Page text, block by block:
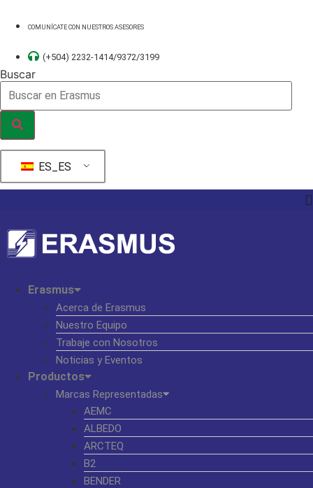
COMUNÍCATE CON NUESTROS ASESORES
(+504) 2232-1414/9372/3199
Buscar
ES_ES
Erasmus
Acerca de Erasmus
Nuestro Equipo
Trabaje con Nosotros
Noticias y Eventos
Productos
Marcas Representadas
AEMC
ALBEDO
ARCTEQ
B2
BENDER